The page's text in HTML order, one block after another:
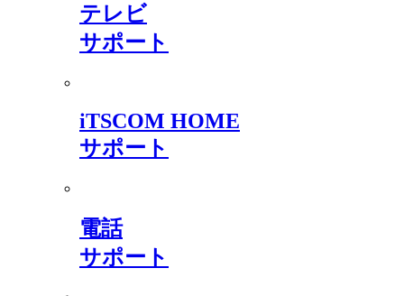
テレビ
サポート
iTSCOM HOME
サポート
電話
サポート